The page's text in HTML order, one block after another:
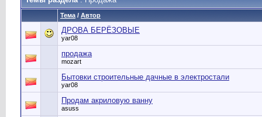
Тема / Автор
ДРОВА БЕРЁЗОВЫЕ
yar08
продажа
mozart
Бытовки строительные дачные в электростали
yar08
Продам акриловую ванну
asuss